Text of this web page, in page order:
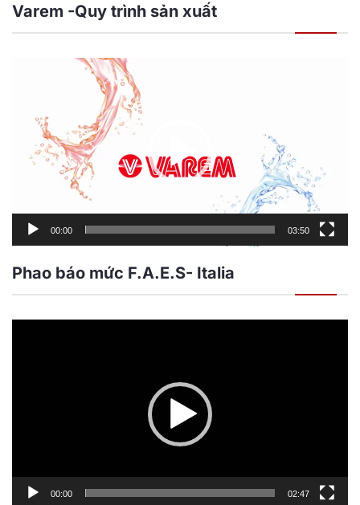
Varem -Quy trình sản xuất
00:00 03:50
Phao báo mức F.A.E.S- Italia
00:00 02:47